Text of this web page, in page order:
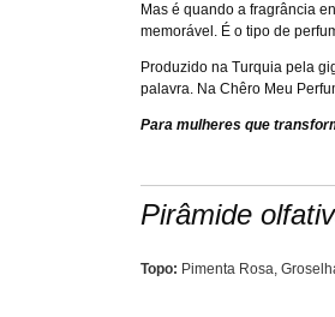
Mas é quando a fragrância
memorável. É o tipo de
Produzido na Turquia pela
palavra. Na Chêro Meu
Para mulheres que
Pirâmide
Topo: Pimenta Rosa,